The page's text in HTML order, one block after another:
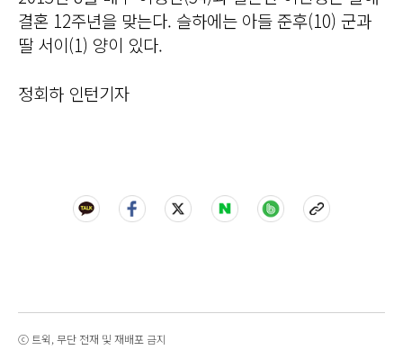
결혼 12주년을 맞는다. 슬하에는 아들 준후(10) 군과
딸 서이(1) 양이 있다.
정회하 인턴기자
ⓒ 트윅, 무단 전재 및 재배포 금지